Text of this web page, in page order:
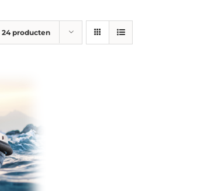
24 producten